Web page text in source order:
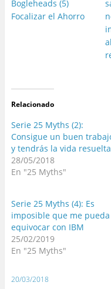
Bogleheads (5)
Focalizar el Ahorro
Relacionado
Serie 25 Myths (2):
Consigue un buen
y tendrás la vida resuelta
28/05/2018
En "25 Myths"
Serie 25 Myths (4): Es
imposible que me pueda
equivocar con IBM
25/02/2019
En "25 Myths"
20/03/2018